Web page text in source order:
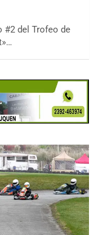
#2 del Trofeo de